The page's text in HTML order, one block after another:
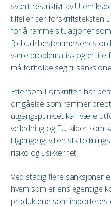
svært restriktivt av
tilfeller ser forskriftsteksten
for å ramme situasjoner
forbudsbestemmelsenes
være problematisk og er lite
må forholde seg til
Ettersom Forskriften har
omgåelse som rammer
utgangspunktet kan være
veiledning og EU-kilder som
tilgjengelig, vil en slik
risiko og usikkerhet.
Ved stadig flere sanksjoner
hvem som er ens egentlige
produktene som importeres